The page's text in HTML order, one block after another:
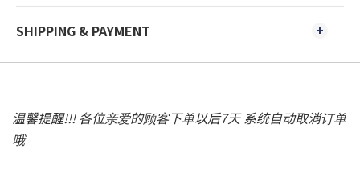
SHIPPING & PAYMENT
温馨提醒!!! 各位亲爱的顾客下单以后7天 系统自动取消订单
哦